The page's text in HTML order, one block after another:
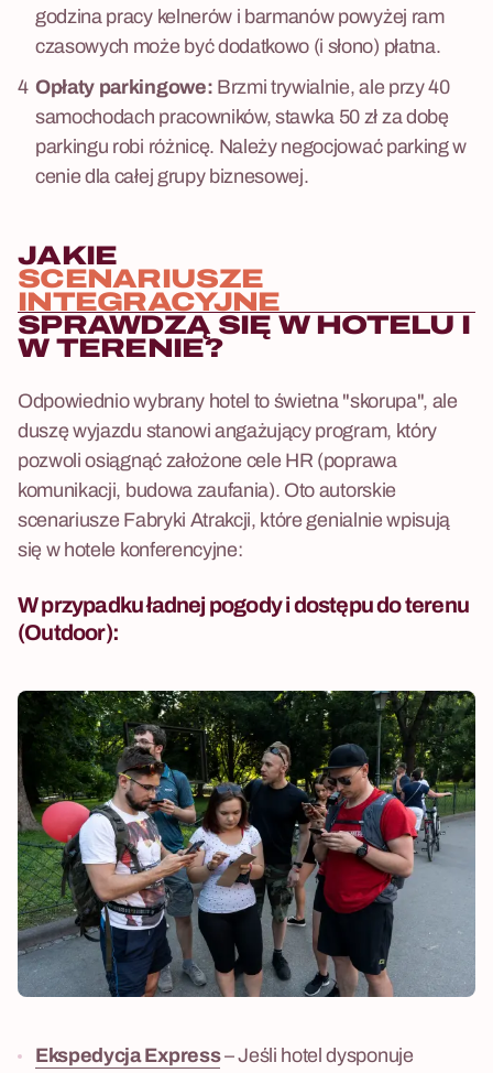
godzina pracy kelnerów i barmanów powyżej ram
czasowych może być dodatkowo (i słono) płatna.
Opłaty parkingowe: Brzmi trywialnie, ale przy 40
samochodach pracowników, stawka 50 zł za dobę
parkingu robi różnicę. Należy negocjować parking w
cenie dla całej grupy biznesowej.
JAKIE
SCENARIUSZE
INTEGRACYJNE
SPRAWDZĄ SIĘ W HOTELU I
W TERENIE?
Odpowiednio wybrany hotel to świetna "skorupa", ale
duszę wyjazdu stanowi angażujący program, który
pozwoli osiągnąć założone cele HR (poprawa
komunikacji, budowa zaufania). Oto autorskie
scenariusze Fabryki Atrakcji, które genialnie wpisują
się w hotele konferencyjne:
W przypadku ładnej pogody i dostępu do terenu
(Outdoor):
Ekspedycja Express– Jeśli hotel dysponuje